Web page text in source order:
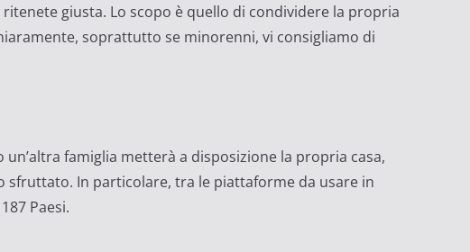
giusta. Lo scopo è quello di condividere la propria
soprattutto se minorenni, vi consigliamo di
famiglia metterà a disposizione la propria casa,
sfruttato. In particolare, tra le piattaforme da usare in
Paesi.